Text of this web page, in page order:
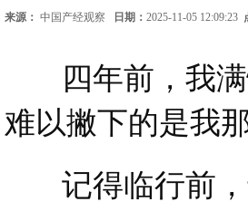
来源： 中国产经观察 日期： 2025-11-05 12:09:23
四年前，我满
难以撇下的是我
记得临行前，